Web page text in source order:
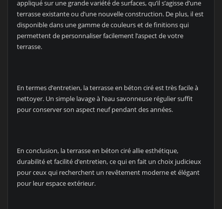
appliqué sur une grande variété de surfaces, qu’il s’agisse d’une
terrasse existante ou d’une nouvelle construction. De plus, il est
disponible dans une gamme de couleurs et de finitions qui
permettent de personnaliser facilement l’aspect de votre
terrasse.
En termes d’entretien, la terrasse en béton ciré est très facile à
nettoyer. Un simple lavage à l’eau savonneuse régulier suffit
pour conserver son aspect neuf pendant des années.
En conclusion, la terrasse en béton ciré allie esthétique,
durabilité et facilité d’entretien, ce qui en fait un choix judicieux
pour ceux qui recherchent un revêtement moderne et élégant
pour leur espace extérieur.